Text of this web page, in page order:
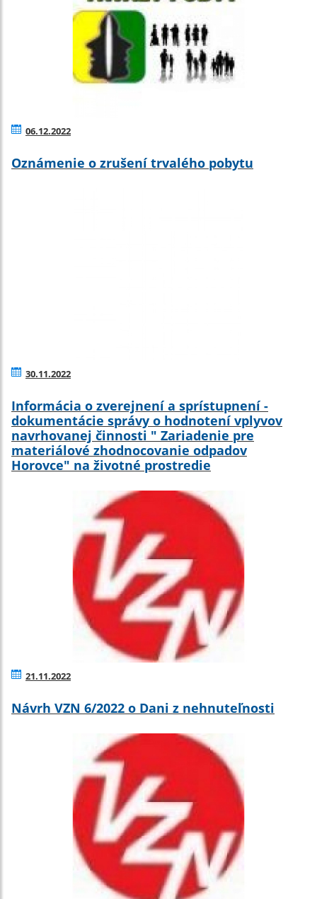
06.12.2022
Oznámenie o zrušení trvalého pobytu
30.11.2022
Informácia o zverejnení a sprístupnení -
dokumentácie správy o hodnotení vplyvov
navrhovanej činnosti " Zariadenie pre
materiálové zhodnocovanie odpadov
Horovce" na životné prostredie
21.11.2022
Návrh VZN 6/2022 o Dani z nehnuteľnosti